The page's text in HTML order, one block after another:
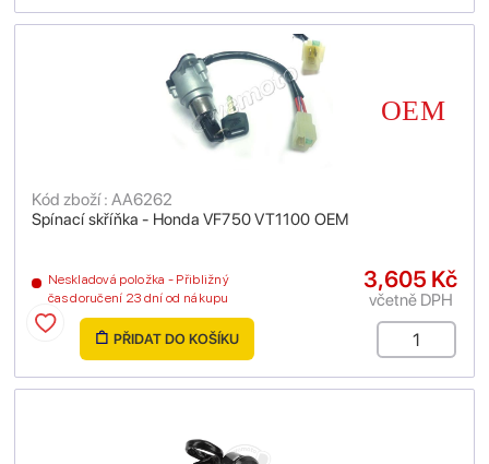
Spínací skříňka - Honda VF750 VT1100 OEM
Kód zboží : AA6262
Neskladová položka - Přibližný
čas doručení 23 dní od nákupu
3,605 Kč
včetně DPH
PŘIDAT DO KOŠÍKU